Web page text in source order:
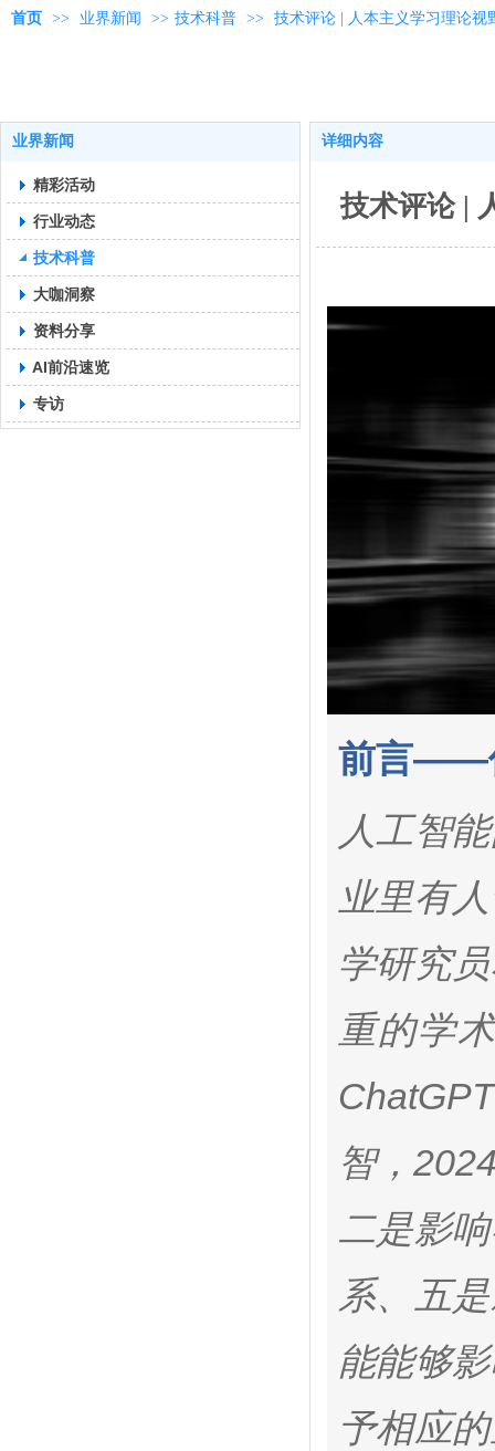
首页 >> 业界新闻 >> 技术科普 >> 技术评论 | 人本主义学习理论视
业界新闻
精彩活动
行业动态
技术科普
大咖洞察
资料分享
AI前沿速览
专访
详细内容
技术评论 |
前言——
人工智
业里有
学研究
重的学
智，
二是影
系、五
能能够
予相应